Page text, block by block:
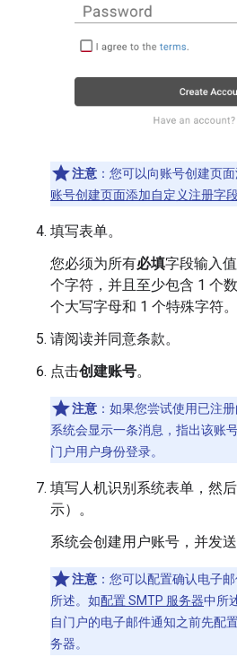
注意 ：您可以向账号创建页
账号创建页面添加自定义注册字
填写表单。
您必须为所有必填字段输入
个字符，并且至少包含 1 个
个大写字母和 1 个特殊字符。
请阅读并同意条款。
点击创建账号。
注意 ：如果您尝试使用已注
系统会显示一条消息，指出该账
门户用户身份登录。
填写人机识别系统表单，然
示）。
系统会创建用户账号，并发送
注意 ：您可以配置确认电子
所述。如配置 SMTP 服务器中所
自门户的电子邮件通知之前先配
务器。